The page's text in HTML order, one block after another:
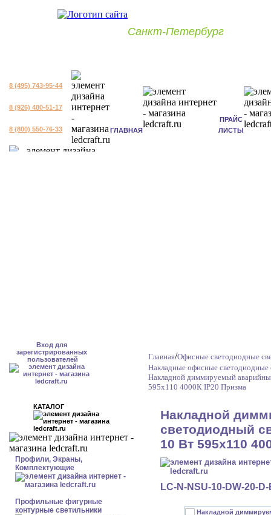
Санкт-Петербург
8 (495) 743-95-44
8 (926) 480-51-17
8 (800) 550-76-33 ГЛАВНАЯ
ПРАЙС
ЛИСТЫ
Вход для
зарегистрированных
пользователей
КАТАЛОГ
Профили, Экраны,
Комплектующие
Профильные фигурные
контурные светильники
Главная/Офисные светодиодные
Накладные офисные
Накладной диммируемый
595x110 4000К IP20 Призма
Накладной
светодиодный
10 Вт 595x110
LC-N-NSU-10-DW-20-